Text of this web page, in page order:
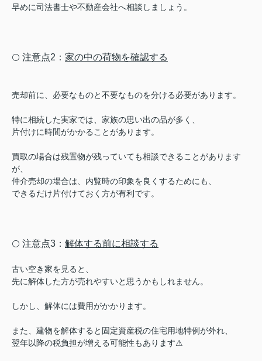
早めに司法書士や不動産会社へ相談しましょう。
⚪️ 注意点2： 家の中の荷物を確認する
売却前に、必要なものと不要なものを分ける必要があります。
特に相続した実家では、家族の思い出の品が多く、
片付けに時間がかかることがあります。
買取の場合は残置物が残っていても相談できることがあります
が、
仲介売却の場合は、内覧時の印象を良くするためにも、
できるだけ片付けておく方が有利です。
⚪️ 注意点3： 解体する前に相談する
古い空き家を見ると、
先に解体した方が売れやすいと思うかもしれません。
しかし、解体には費用がかかります。
また、建物を解体すると固定資産税の住宅用地特例が外れ、
翌年以降の税負担が増える可能性もあります⚠︎